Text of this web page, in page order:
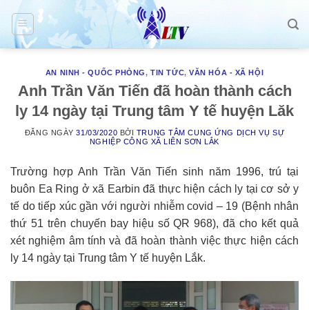
Skip
content
AN NINH - QUỐC PHÒNG,TIN TỨC,VĂN HÓA - XÃ HỘI
Anh Trần Văn Tiến đã hoàn thành cách
ly 14 ngày tại Trung tâm Y tế huyện Lăk
ĐĂNG NGÀY31/03/2020 BỞI TRUNG TÂM CUNG ỨNG DỊCH VỤ SỰ
NGHIỆP CÔNG XÃ LIÊN SƠN LẮK
Trường hợp Anh Trần Văn Tiến sinh năm 1996, trú tại
buôn Ea Ring ở xã Earbin đã thực hiện cách ly tại cơ sở y
tế do tiếp xúc gần với người nhiễm covid – 19 (Bệnh nhân
thứ 51 trên chuyến bay hiệu số QR 968), đã cho kết quả
xét nghiệm âm tính và đã hoàn thành việc thực hiện cách
ly 14 ngày tại Trung tâm Y tế huyện Lắk.